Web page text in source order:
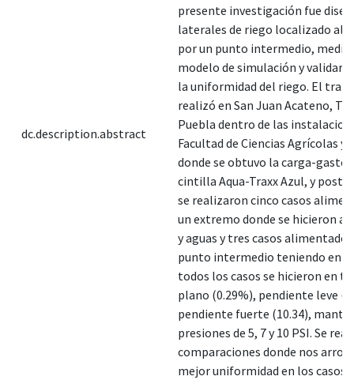
dc.description.abstract
presente investigación fue
laterales de riego localizado
por un punto intermedio,
modelo de simulación y validar
la uniformidad del riego. El
realizó en San Juan Acateno,
Puebla dentro de las
Facultad de Ciencias Agrícolas y
donde se obtuvo la carga-gasto
cintilla Aqua-Traxx Azul, y
se realizaron cinco casos
un extremo donde se hicieron
y aguas y tres casos
punto intermedio teniendo en
todos los casos se hicieron en
plano (0.29%), pendiente leve
pendiente fuerte (10.34),
presiones de 5, 7 y 10 PSI. Se
comparaciones donde nos
mejor uniformidad en los casos